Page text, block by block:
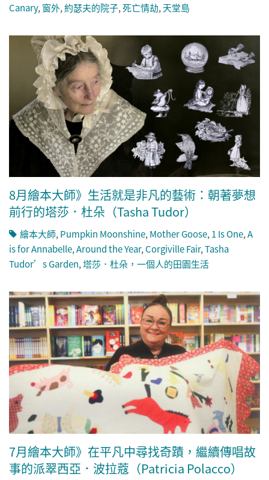
Canary, 窗外,約瑟夫的院子,死亡情劫, 天堂島
8月繪本大師》生活就是非凡的藝術：朝著夢想
前行的塔莎．杜朵（Tasha Tudor）
繪本大師,Pumpkin Moonshine,Mother Goose,1 Is One,A
is for Annabelle,Around the Year,Corgiville Fair,Tasha
Tudor’s Garden,塔莎．杜朵，一個人的田園生活
7月繪本大師》在平凡中尋找奇蹟，繼續傳唱故
事的派翠西亞．波拉蔻（Patricia Polacco）